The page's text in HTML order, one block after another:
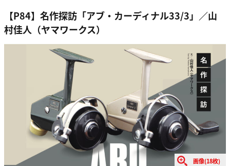
【P84】名作探訪「アブ・カーディナル33/3」／山
村佳人（ヤマワークス）
画像(18枚)